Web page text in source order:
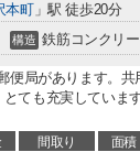
本町」駅 徒歩20分
構造 鉄筋コンクリー
便局があります。
ても充実していま
間取り 面積